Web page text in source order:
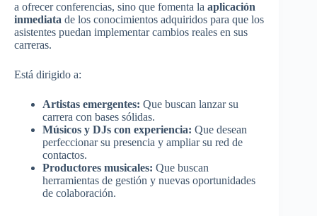
a ofrecer conferencias, sino que fomenta la aplicación
inmediata de los conocimientos adquiridos para que los
asistentes puedan implementar cambios reales en sus
carreras.
Está dirigido a:
Artistas emergentes: Que buscan lanzar su
carrera con bases sólidas.
Músicos y DJs con experiencia: Que desean
perfeccionar su presencia y ampliar su red de
contactos.
Productores musicales: Que buscan
herramientas de gestión y nuevas oportunidades
de colaboración.